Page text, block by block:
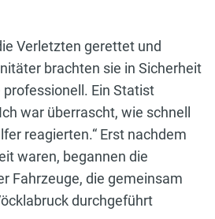
Verletzten gerettet und
brachten sie in Sicherheit
Ein Statist
war überrascht, wie schnell
reagierten.“ Erst nachdem
waren, begannen die
Fahrzeuge, die gemeinsam
durchgeführt